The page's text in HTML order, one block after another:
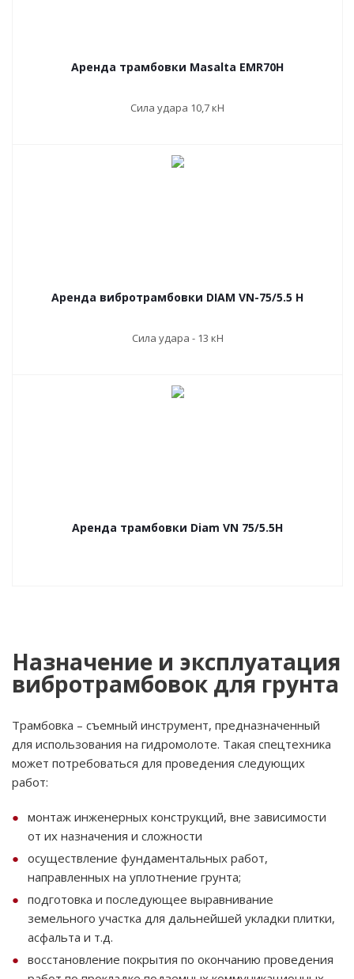
Аренда трамбовки Masalta EMR70H
Сила удара 10,7 кН
Аренда вибротрамбовки DIAM VN-75/5.5 H
Сила удара - 13 кН
Аренда трамбовки Diam VN 75/5.5H
Назначение и эксплуатация
вибротрамбовок для грунта
Трамбовка – съемный инструмент, предназначенный
для использования на гидромолоте. Такая спецтехника
может потребоваться для проведения следующих
работ:
монтаж инженерных конструкций, вне зависимости
от их назначения и сложности
осуществление фундаментальных работ,
направленных на уплотнение грунта;
подготовка и последующее выравнивание
земельного участка для дальнейшей укладки плитки,
асфальта и т.д.
восстановление покрытия по окончанию проведения